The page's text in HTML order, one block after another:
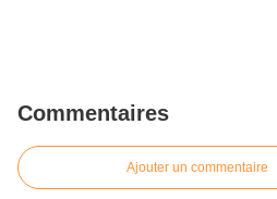
Commentaires
Ajouter un commentaire